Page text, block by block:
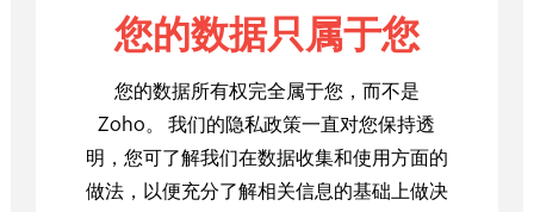
您的数据只属于您
您的数据所有权完全属于您，而不是
Zoho。 我们的隐私政策一直对您保持透
明，您可了解我们在数据收集和使用方面的
做法，以便充分了解相关信息的基础上做决